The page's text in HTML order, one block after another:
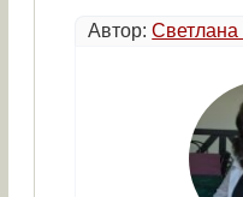
Автор: